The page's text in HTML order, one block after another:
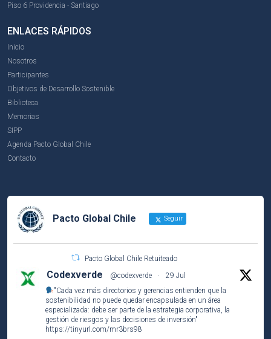
Piso 6 Providencia - Santiago
ENLACES RÁPIDOS
Inicio
Nosotros
Participantes
Objetivos de Desarrollo Sostenible
Biblioteca
Memorias
SIPP
Agenda Pacto Global Chile
Contacto
Pacto Global Chile Seguir
Pacto Global Chile Retuiteado
Codexverde @codexverde ·
29 Jul
"Cada vez más directorios y gerencias entienden que la
sostenibilidad no puede quedar encapsulada en un área
especializada: debe ser parte de la estrategia corporativa, la
gestión de riesgos y las decisiones de inversión"
https://tinyurl.com/mr3brs98